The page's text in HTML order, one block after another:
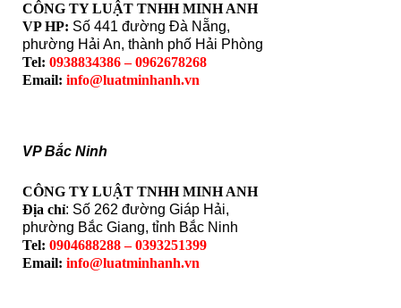
CÔNG TY LUẬT TNHH MINH ANH
VP HP: Số 441 đường Đà Nẵng,
phường Hải An, thành phố Hải Phòng
Tel: 0938834386 – 0962678268
Email: info@luatminhanh.vn
VP Bắc Ninh
CÔNG TY LUẬT TNHH MINH ANH
Địa chỉ: Số 262 đường Giáp Hải,
phường Bắc Giang, tỉnh Bắc Ninh
Tel: 0904688288 – 0393251399
Email: info@luatminhanh.vn